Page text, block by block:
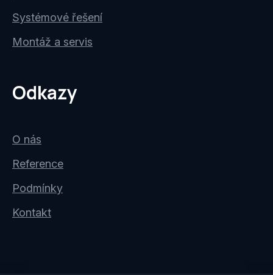
Systémové řešení
Montáž a servis
Odkazy
O nás
Reference
Podmínky
Kontakt